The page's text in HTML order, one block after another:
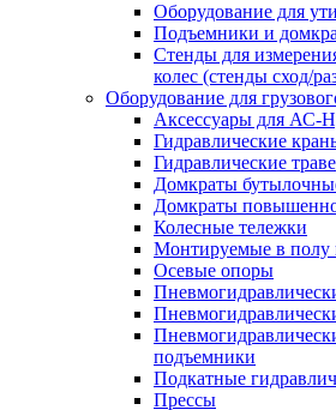
Оборудование для
Подъемники и
Стенды для
колес (стенды сход/
Оборудование для
Аксессуары для АС-
Гидравлические
Гидравлические
Домкраты
Домкраты
Колесные тележки
Монтируемые в полу
Осевые опоры
подъемники
Подкатные
Прессы